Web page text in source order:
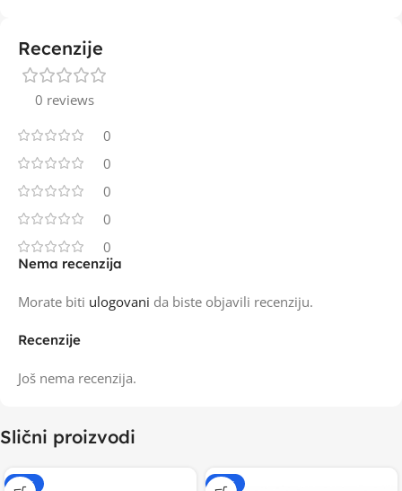
Recenzije
0 reviews
0
0
0
0
0
Recenzije
Još nema recenzija.
Nema recenzija
Morate biti ulogovani da biste objavili recenziju.
Slični proizvodi
-20% -20%